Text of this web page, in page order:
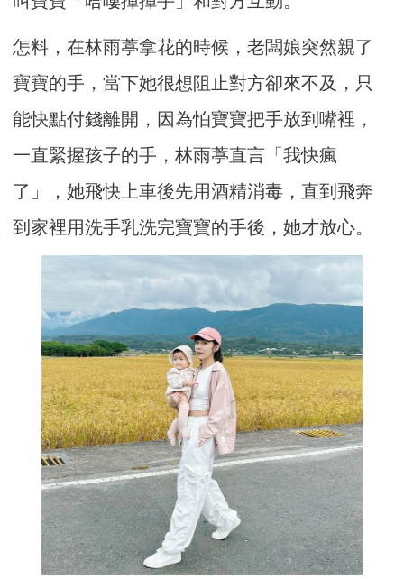
怎料，在林雨葶拿花的時候，老闆娘突然親了
寶寶的手，當下她很想阻止對方卻來不及，只
能快點付錢離開，因為怕寶寶把手放到嘴裡，
一直緊握孩子的手，林雨葶直言「我快瘋
了」，她飛快上車後先用酒精消毒，直到飛奔
到家裡用洗手乳洗完寶寶的手後，她才放心。